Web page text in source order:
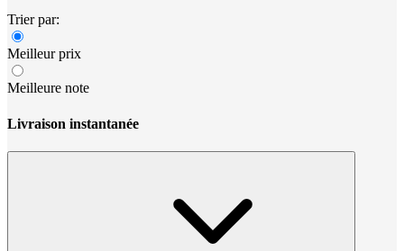
Trier par:
Meilleur prix
Meilleure note
Livraison instantanée